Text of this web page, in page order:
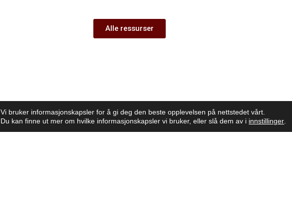
Alle ressurser
Vi bruker informasjonskapsler for å gi deg den beste opplevelsen på nettstedet vårt.
Du kan finne ut mer om hvilke informasjonskapsler vi bruker, eller slå dem av i innstillinger